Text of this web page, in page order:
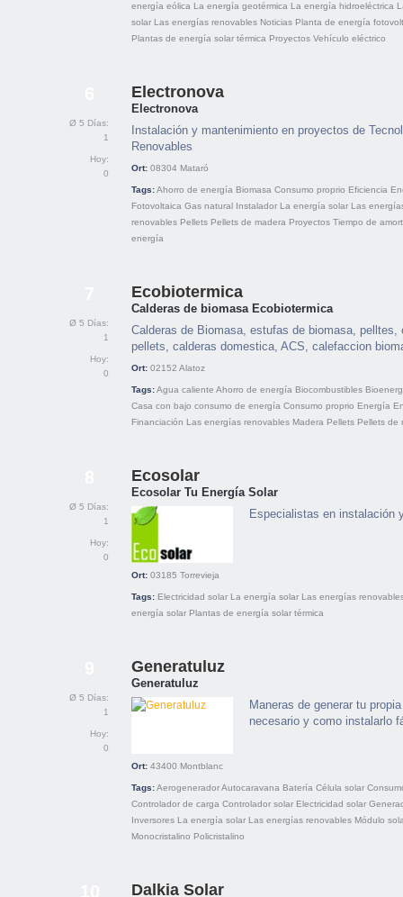
energía eólica La energía geotérmica La energía hidroeléctrica
solar Las energías renovables Noticias Planta de energía
Plantas de energía solar térmica Proyectos Vehículo eléctrico
Ø 5 Días:
1
Hoy:
0
Electronova
Electronova
Instalación y mantenimiento en proyectos de
Renovables
Ort: 08304 Mataró
Tags:Ahorro de energía Biomasa Consumo proprio Eficiencia
Fotovoltaica Gas natural Instalador La energía solar Las
renovables Pellets Pellets de madera Proyectos Tiempo de
energía
Ø 5 Días:
1
Hoy:
0
Ecobiotermica
Calderas de biomasa Ecobiotermica
Calderas de Biomasa, estufas de biomasa,
pellets, calderas domestica, ACS, calefaccion
Ort: 02152 Alatoz
Tags:Agua caliente Ahorro de energía Biocombustibles
Casa con bajo consumo de energía Consumo proprio Energía
Financiación Las energías renovables Madera Pellets Pellets de
Ø 5 Días:
1
Hoy:
0
Ecosolar
Ecosolar Tu Energía Solar
Especialistas en instalación
Ort: 03185 Torrevieja
Tags: Electricidad solar La energía solar Las energías
energía solar Plantas de energía solar térmica
Ø 5 Días:
1
Hoy:
0
Generatuluz
Generatuluz
Maneras de generar tu
necesario y como instalarlo
Ort: 43400 Montblanc
Tags:AerogeneradorAutocaravana Batería Célula solar
Controlador de carga Controlador solar Electricidad solar
Inversores La energía solar Las energías renovables Módulo
Monocristalino Policristalino
Dalkia Solar